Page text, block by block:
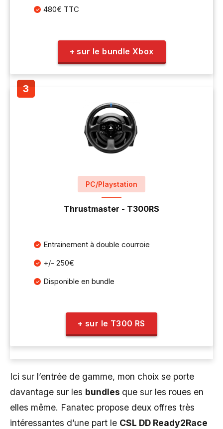
480€ TTC
+ sur le bundle Xbox
PC/Playstation
Thrustmaster - T300RS
Entrainement à double courroie
+/- 250€
Disponible en bundle
+ sur le T300 RS
Ici sur l’entrée de gamme, mon choix se porte
davantage sur les bundles que sur les roues en
elles même. Fanatec propose deux offres très
intéressantes d’une part le CSL DD Ready2Race